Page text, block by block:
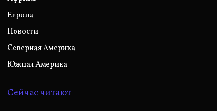
Европа
Новости
Северная Америка
Южная Америка
Сейчас читают